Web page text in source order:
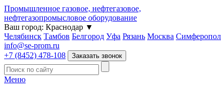
Промышленное газовое, нефтегазовое,
нефтегазопромысловое оборудование
Ваш город: Краснодар ▼
Челябинск Тамбов Белгород Уфа Рязань Москва
info@se-prom.ru
+7 (8452) 478-108
Заказать звонок
Меню